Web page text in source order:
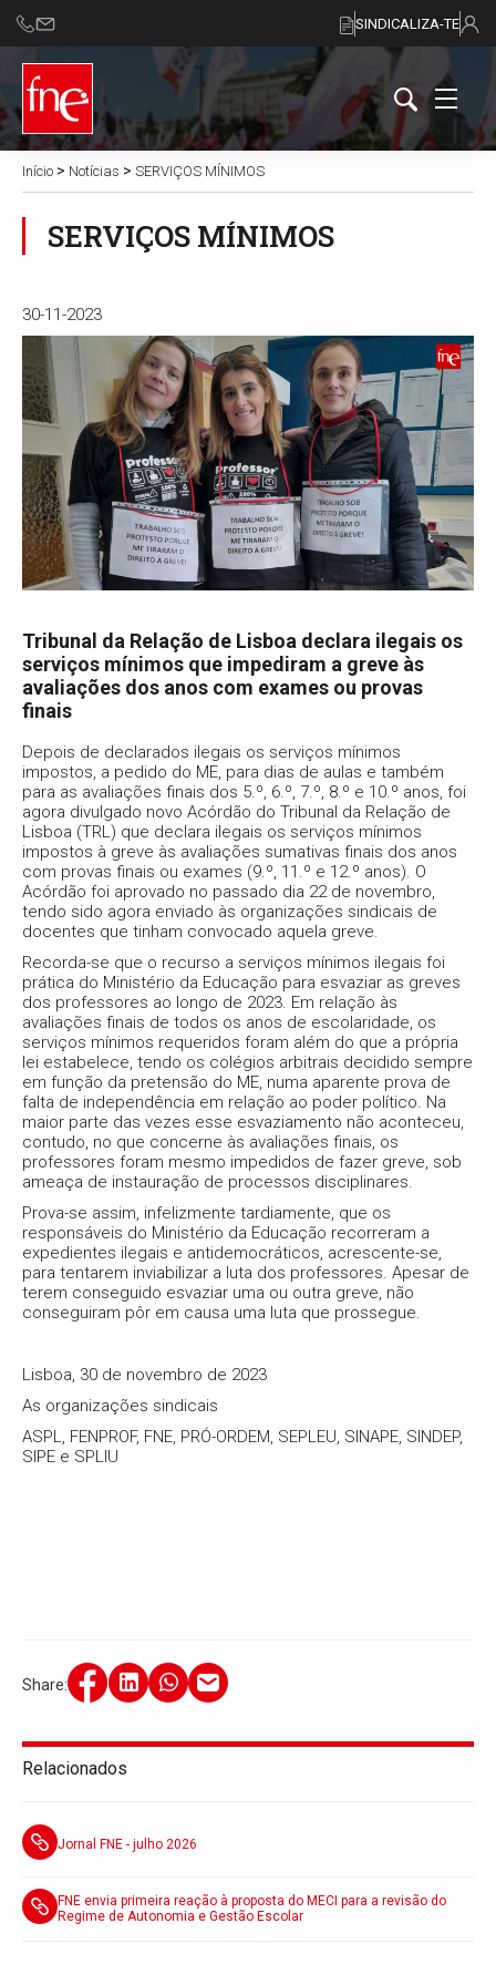
SINDICALIZA-TE
Início > Notícias > SERVIÇOS MÍNIMOS
SERVIÇOS MÍNIMOS
30-11-2023
Relacionados
Jornal FNE - julho 2026
FNE envia primeira reação à proposta do MECI para a revisão do
Regime de Autonomia e Gestão Escolar
Tribunal da Relação de Lisboa declara ilegais os
serviços mínimos que impediram a greve às
avaliações dos anos com exames ou provas
finais
Depois de declarados ilegais os serviços mínimos
impostos, a pedido do ME, para dias de aulas e também
para as avaliações finais dos 5.º, 6.º, 7.º, 8.º e 10.º anos, foi
agora divulgado novo Acórdão do Tribunal da Relação de
Lisboa (TRL) que declara ilegais os serviços mínimos
impostos à greve às avaliações sumativas finais dos anos
com provas finais ou exames (9.º, 11.º e 12.º anos). O
Acórdão foi aprovado no passado dia 22 de novembro,
tendo sido agora enviado às organizações sindicais de
docentes que tinham convocado aquela greve.
Recorda-se que o recurso a serviços mínimos ilegais foi
prática do Ministério da Educação para esvaziar as greves
dos professores ao longo de 2023. Em relação às
avaliações finais de todos os anos de escolaridade, os
serviços mínimos requeridos foram além do que a própria
lei estabelece, tendo os colégios arbitrais decidido sempre
em função da pretensão do ME, numa aparente prova de
falta de independência em relação ao poder político. Na
maior parte das vezes esse esvaziamento não aconteceu,
contudo, no que concerne às avaliações finais, os
professores foram mesmo impedidos de fazer greve, sob
ameaça de instauração de processos disciplinares.
Prova-se assim, infelizmente tardiamente, que os
responsáveis do Ministério da Educação recorreram a
expedientes ilegais e antidemocráticos, acrescente-se,
para tentarem inviabilizar a luta dos professores. Apesar de
terem conseguido esvaziar uma ou outra greve, não
conseguiram pôr em causa uma luta que prossegue.
Lisboa, 30 de novembro de 2023
As organizações sindicais
ASPL, FENPROF, FNE, PRÓ-ORDEM, SEPLEU, SINAPE, SINDEP,
SIPE e SPLIU
Share: